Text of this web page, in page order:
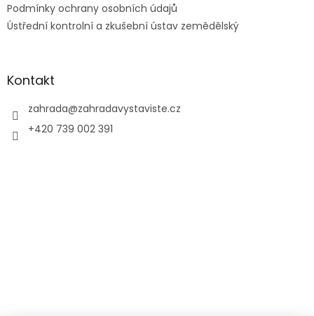
Podmínky ochrany osobních údajů
Ústřední kontrolní a zkušební ústav zemědělský
Kontakt
zahrada@zahradavystaviste.cz
+420 739 002 391